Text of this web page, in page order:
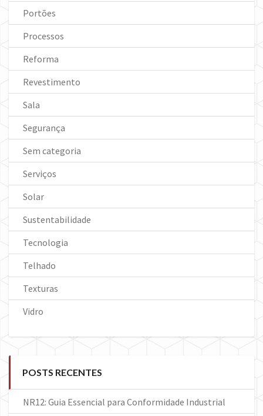
Portões
Processos
Reforma
Revestimento
Sala
Segurança
Sem categoria
Serviços
Solar
Sustentabilidade
Tecnologia
Telhado
Texturas
Vidro
POSTS RECENTES
NR12: Guia Essencial para Conformidade Industrial